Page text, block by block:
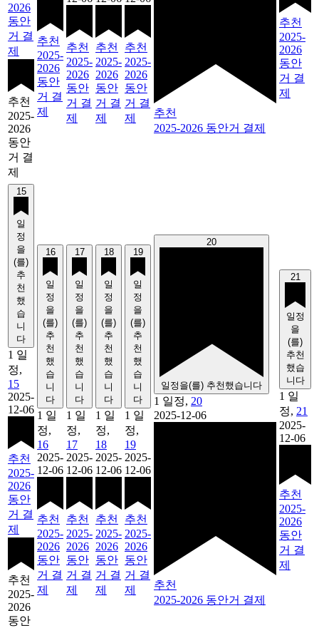
2026
동안
거 결
제
추천
2025-
2026
동안
거 결
제
추천
2025-
2026
동안
거 결
제
추천
2025-
2026
동안
거 결
제
추천
2025-
2026
동안
거 결
제
추천
2025-
2026
동안
거 결
제
추천
2025-2026 동안거 결제
추천
2025-
2026
동안
거 결
제
15
일
정
을
(를)
추
천
했
습
니
다
1 일
정,
15
2025-
12-06
추천
2025-
2026
동안
거 결
제
추천
2025-
2026
동안
16
일
정
을
(를)
추
천
했
습
니
다
1 일
정,
16
2025-
12-06
추천
2025-
2026
동안
거 결
제
17
일
정
을
(를)
추
천
했
습
니
다
1 일
정,
17
2025-
12-06
추천
2025-
2026
동안
거 결
제
18
일
정
을
(를)
추
천
했
습
니
다
1 일
정,
18
2025-
12-06
추천
2025-
2026
동안
거 결
제
19
일
정
을
(를)
추
천
했
습
니
다
1 일
정,
19
2025-
12-06
추천
2025-
2026
동안
거 결
제
20
일정을(를) 추천했습니다
1 일정, 20
2025-12-06
추천
2025-2026 동안거 결제
21
일정
을
(를)
추천
했습
니다
1 일
정, 21
2025-
12-06
추천
2025-
2026
동안
거 결
제